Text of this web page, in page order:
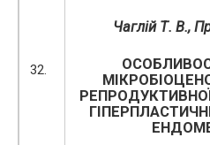
32.
Чаглій Т. В.,